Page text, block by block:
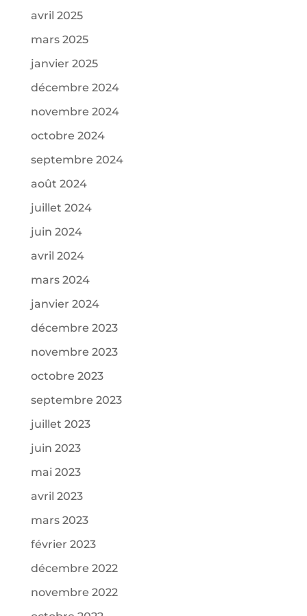
avril 2025
mars 2025
janvier 2025
décembre 2024
novembre 2024
octobre 2024
septembre 2024
août 2024
juillet 2024
juin 2024
avril 2024
mars 2024
janvier 2024
décembre 2023
novembre 2023
octobre 2023
septembre 2023
juillet 2023
juin 2023
mai 2023
avril 2023
mars 2023
février 2023
décembre 2022
novembre 2022